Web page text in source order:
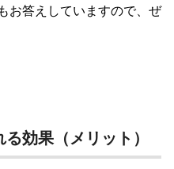
お答えしていますので、ぜ
効果（メリット）